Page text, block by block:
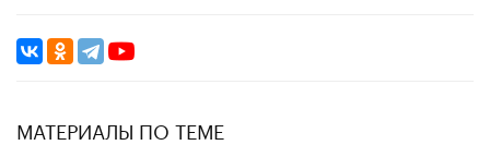
МАТЕРИАЛЫ ПО ТЕМЕ